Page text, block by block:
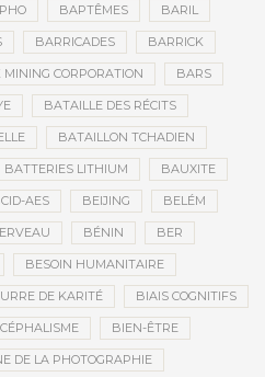
BAPTÊMES BARIL
BARRICADES BARRICK
MINING CORPORATION BARS
BATAILLE DES RÉCITS
BATAILLON TCHADIEN
BATTERIES LITHIUM BAUXITE
AES BEIJING BELÉM
BÉNIN BER
BESOIN HUMANITAIRE
DE KARITÉ BIAIS COGNITIFS
BIEN-ÊTRE
DE LA PHOTOGRAPHIE